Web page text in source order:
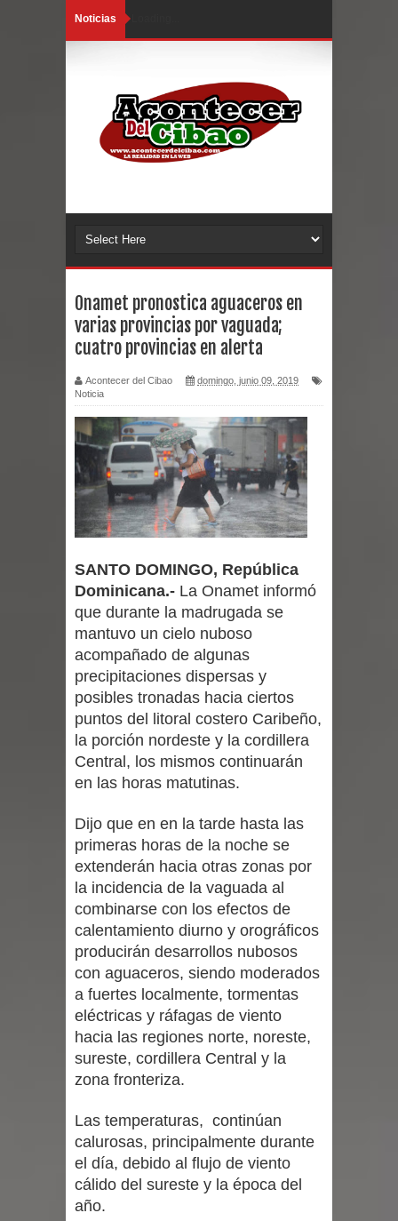
Noticias
Onamet pronostica aguaceros en
varias provincias por vaguada;
cuatro provincias en alerta
Acontecer del Cibao
domingo, junio 09, 2019
Noticia
SANTO DOMINGO, República
Dominicana.- La Onamet informó
que durante la madrugada se
mantuvo un cielo nuboso
acompañado de algunas
precipitaciones dispersas y
posibles tronadas hacia ciertos
puntos del litoral costero Caribeño,
la porción nordeste y la cordillera
Central, los mismos continuarán
en las horas matutinas.
Dijo que en en la tarde hasta las
primeras horas de la noche se
extenderán hacia otras zonas por
la incidencia de la vaguada al
combinarse con los efectos de
calentamiento diurno y orográficos
producirán desarrollos nubosos
con aguaceros, siendo moderados
a fuertes localmente, tormentas
eléctricas y ráfagas de viento
hacia las regiones norte, noreste,
sureste, cordillera Central y la
zona fronteriza.
Las temperaturas, continúan
calurosas, principalmente durante
el día, debido al flujo de viento
cálido del sureste y la época del
año.